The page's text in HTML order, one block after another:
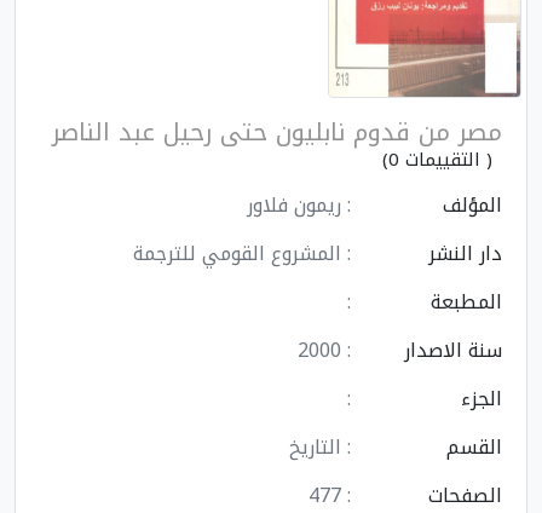
مصر من قدوم نابليون حتى رحيل عبد الناصر
( التقييمات 0)
المؤلف
: ريمون فلاور
دار النشر
: المشروع القومي للترجمة
المطبعة
:
سنة الاصدار
: 2000
الجزء
:
القسم
: التاريخ
الصفحات
: 477